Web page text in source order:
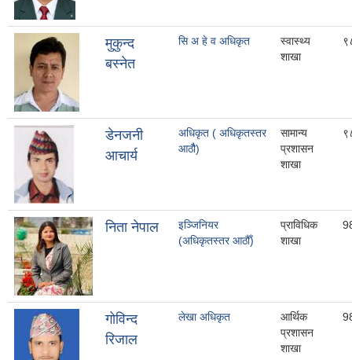
मुकुन्द
बस्नेत
सि अ हे व अधिकृत
स्वास्थ्य
शाखा
डेनजनी
आचार्य
अधिकृत ( अधिकृतस्तर
आठौै)
सामान्य
प्रशासन
शाखा
निता नेपाल
इञ्जिनियर
(अधिकृतस्तर आठौँ)
प्राविधिक
शाखा
गोविन्द
रिजाल
लेखा अधिकृत
आर्थिक
प्रशासन
शाखा